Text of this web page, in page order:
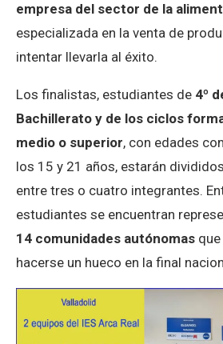
empresa del sector de la
especializada en la venta de
intentar llevarla al éxito.
Los finalistas, estudiantes de 4º
Bachillerato y de los ciclos
medio o superior, con edades
los 15 y 21 años, estarán
entre tres o cuatro integrantes.
estudiantes se encuentran
14 comunidades autónomas
hacerse un hueco en la final